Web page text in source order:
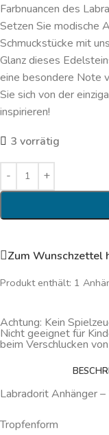
Farbnuancen des
Setzen Sie modische
Schmuckstücke mit
Glanz dieses
eine besondere Note
Sie sich von der
inspirieren!
3 vorrätig
Zum Wunschzettel
Produkt enthält: 1
Achtung: Kein
Nicht geeignet für
beim Verschlucken
Labradorit Anhänger
Tropfenform